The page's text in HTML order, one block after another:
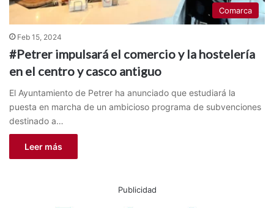
Comarca
Feb 15, 2024
#Petrer impulsará el comercio y la hostelería
en el centro y casco antiguo
El Ayuntamiento de Petrer ha anunciado que estudiará la
puesta en marcha de un ambicioso programa de subvenciones
destinado a…
Leer más
Publicidad